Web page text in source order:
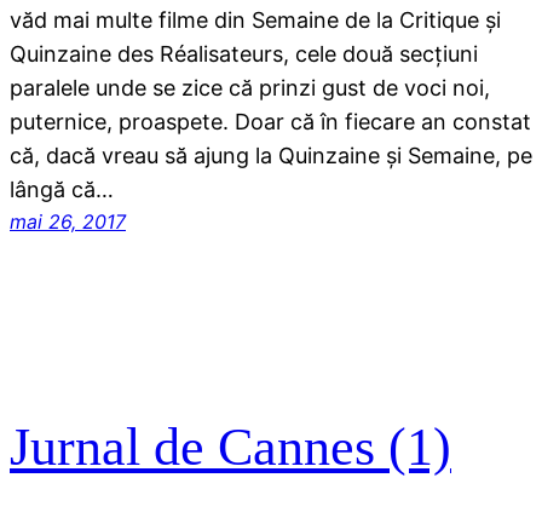
văd mai multe filme din Semaine de la Critique şi
Quinzaine des Réalisateurs, cele două secţiuni
paralele unde se zice că prinzi gust de voci noi,
puternice, proaspete. Doar că în fiecare an constat
că, dacă vreau să ajung la Quinzaine şi Semaine, pe
lângă că…
mai 26, 2017
Jurnal de Cannes (1)